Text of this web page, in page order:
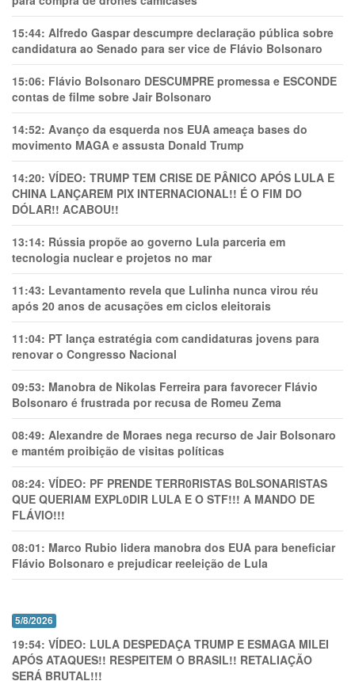
15:44: Alfredo Gaspar descumpre declaração pública sobre
candidatura ao Senado para ser vice de Flávio Bolsonaro
15:06: Flávio Bolsonaro DESCUMPRE promessa e ESCONDE
contas de filme sobre Jair Bolsonaro
14:52: Avanço da esquerda nos EUA ameaça bases do
movimento MAGA e assusta Donald Trump
14:20: VÍDEO: TRUMP TEM CRlSE DE PÂNlCO APÓS LULA E
CHINA LANÇAREM PIX INTERNACIONAL!! É O FIM DO
DÓLAR!! ACABOU!!
13:14: Rússia propõe ao governo Lula parceria em
tecnologia nuclear e projetos no mar
11:43: Levantamento revela que Lulinha nunca virou réu
após 20 anos de acusações em ciclos eleitorais
11:04: PT lança estratégia com candidaturas jovens para
renovar o Congresso Nacional
09:53: Manobra de Nikolas Ferreira para favorecer Flávio
Bolsonaro é frustrada por recusa de Romeu Zema
08:49: Alexandre de Moraes nega recurso de Jair Bolsonaro
e mantém proibição de visitas políticas
08:24: VÍDEO: PF PRENDE TERR0RlSTAS B0LSONARlSTAS
QUE QUERIAM EXPL0DlR LULA E O STF!!! A MANDO DE
FLÁVIO!!!
08:01: Marco Rubio lidera manobra dos EUA para beneficiar
Flávio Bolsonaro e prejudicar reeleição de Lula
5/8/2026
19:54: VÍDEO: LULA DESPEDAÇA TRUMP E ESMAGA MILEI
APÓS ATAQUES!! RESPEITEM O BRASIL!! RETALIAÇÃO
SERÁ BRUTAL!!!